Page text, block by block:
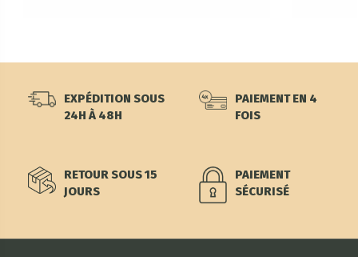
EXPÉDITION SOUS
24H À 48H
PAIEMENT EN 4
FOIS
RETOUR SOUS 15
JOURS
PAIEMENT
SÉCURISÉ